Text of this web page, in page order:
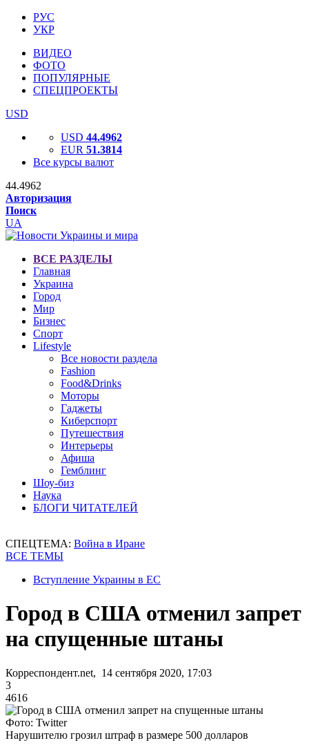
РУС
УКР
ВИДЕО
ФОТО
ПОПУЛЯРНЫЕ
СПЕЦПРОЕКТЫ
USD
USD 44.4962
EUR 51.3814
Все курсы валют
44.4962
Авторизация
Поиск
UA
ВСЕ РАЗДЕЛЫ
Главная
Украина
Город
Мир
Бизнес
Спорт
Lifestyle
Все новости раздела
Fashion
Food&Drinks
Моторы
Гаджеты
Киберспорт
Путешествия
Интерьеры
Афиша
Гемблинг
Шоу-биз
Наука
БЛОГИ ЧИТАТЕЛЕЙ
СПЕЦТЕМА: Война в Иране
ВСЕ ТЕМЫ
Вступление Украины в ЕС
Город в США отменил запрет
на спущенные штаны
Корреспондент.net, 14 сентября 2020, 17:03
3
4616
Фото: Twitter
Нарушителю грозил штраф в размере 500 долларов